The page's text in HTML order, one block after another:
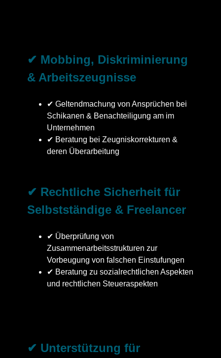
✔ Mobbing, Diskriminierung
& Arbeitszeugnisse
✔ Geltendmachung von Ansprüchen bei
Schikanen & Benachteiligung am im
Unternehmen
✔ Beratung bei Zeugniskorrekturen &
deren Überarbeitung
✔ Rechtliche Sicherheit für
Selbstständige & Freelancer
✔ Überprüfung von
Zusammenarbeitsstrukturen zur
Vorbeugung von falschen Einstufungen
✔ Beratung zu sozialrechtlichen Aspekten
und rechtlichen Steueraspekten
✔ Unterstützung für